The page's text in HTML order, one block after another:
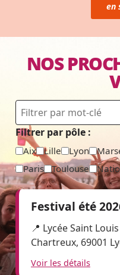
en
NOS
Filtrer par pôle :
Aix Lille Lyon
Paris
Toulouse
Festival été
📍 Lycée Saint
Chartreux, 69001
Voir les détails